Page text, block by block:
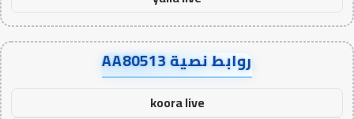
روابط نصية AA80513
koora live